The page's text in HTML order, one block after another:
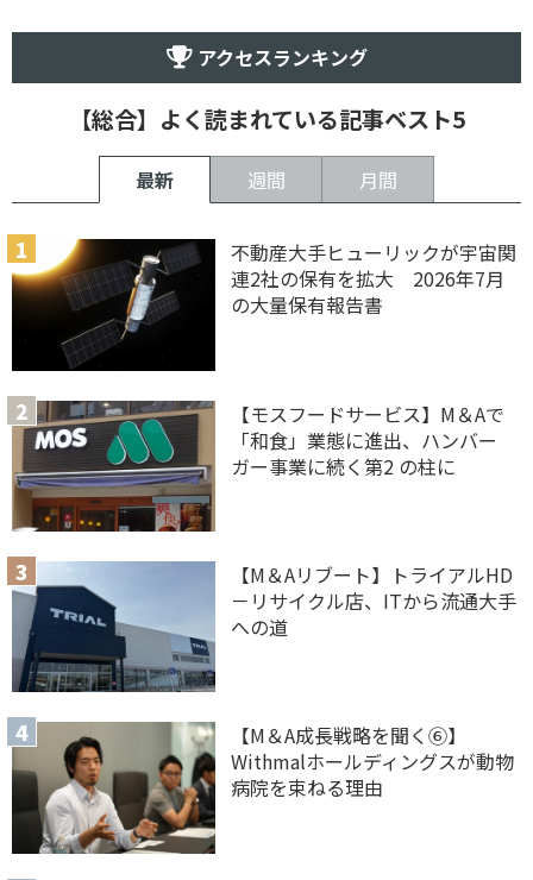
アクセスランキング
【総合】よく読まれている記事ベスト5
最新 週間 月間
不動産大手ヒューリックが宇宙関
連2社の保有を拡大 2026年7月
の大量保有報告書
【モスフードサービス】M＆Aで
「和食」業態に進出、ハンバー
ガー事業に続く第2 の柱に
【M＆Aリブート】トライアルHD
－リサイクル店、ITから流通大手
への道
【M＆A 成長戦略を聞く⑥】
Withmalホールディングスが動物
病院を束ねる理由